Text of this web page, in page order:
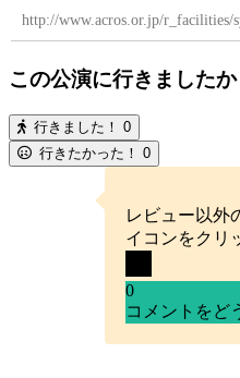
http://www.acros.or.jp/r_facilities/
この公演に行きましたか
行きました！ 0
行きたかった！ 0
レビュー以外
イコンをクリ
0
コメントをど